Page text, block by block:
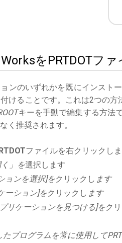
をPRTDOTフ
ンのいずれかを既にインスト
けることです。これは2つの
キーを手動で編集する方法
く推奨されます。
ファイルを右クリックし
く」を選択します
ョンを選択]をクリックし ます
ーション]をクリックし ます
リケーションを見つける]をク
たプログラムを常に使用して